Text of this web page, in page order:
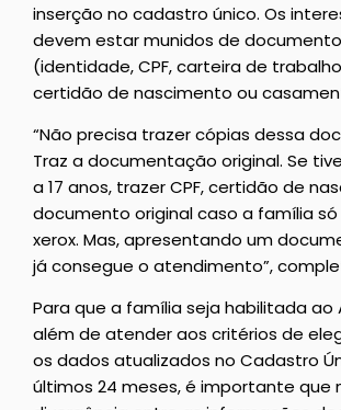
inserção no cadastro único. Os
devem estar munidos de
(identidade, CPF, carteira de
certidão de nascimento ou
“Não precisa trazer cópias dessa
Traz a documentação original. Se
a 17 anos, trazer CPF, certidão de
documento original caso a família
xerox. Mas, apresentando um
já consegue o atendimento”,
Para que a família seja habilitada ao
além de atender aos critérios de
os dados atualizados no Cadastro
últimos 24 meses, é importante que